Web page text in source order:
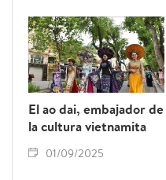
El ao dai, embajador de
la cultura vietnamita
01/09/2025